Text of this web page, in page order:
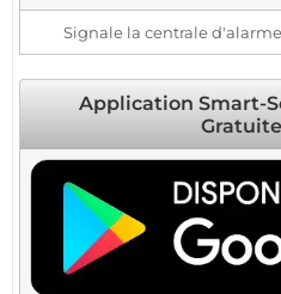
Signale la centrale
Application Smart-